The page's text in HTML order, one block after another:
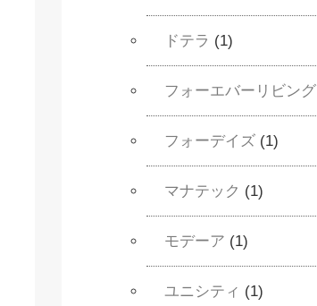
ドテラ (1)
フォーエバーリビング
フォーデイズ (1)
マナテック (1)
モデーア (1)
ユニシティ (1)